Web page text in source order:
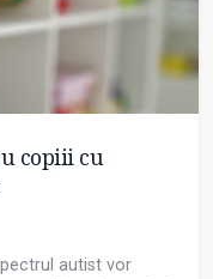
copiii cu
autist vor